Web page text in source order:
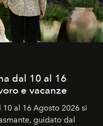
dal 10 al 16
e vacanze
al 16 Agosto 2026 si
guidato dal